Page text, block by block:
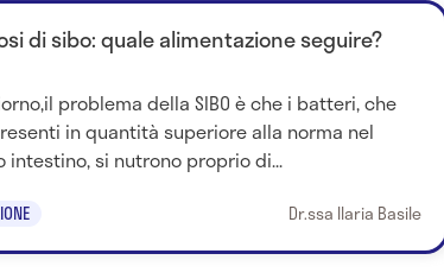
di sibo: quale alimentazione seguire?
problema della SIBO è che i batteri, che
in quantità superiore alla norma nel
intestino, si nutrono proprio di...
Dr.ssa Ilaria Basile